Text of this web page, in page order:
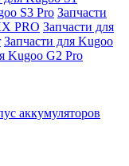
S3 Pro Запчасти
PRO Запчасти для
Запчасти для Kugoo
Kugoo G2 Pro
аккумуляторов